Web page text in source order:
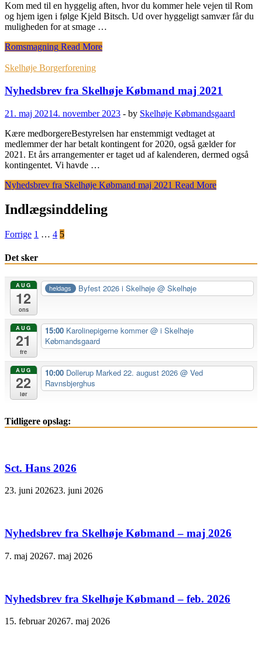
Kom med til en hyggelig aften, hvor du kommer hele vejen til Rom
og hjem igen i følge Kjeld Bitsch. Ud over hyggeligt samvær får du
muligheden for at smage …
Romsmagning Read More
Skelhøje Borgerforening
Nyhedsbrev fra Skelhøje Købmand maj 2021
21. maj 20214. november 2023 - by Skelhøje Købmandsgaard
Kære medborgereBestyrelsen har enstemmigt vedtaget at
medlemmer der har betalt kontingent for 2020, også gælder for
2021. Et års arrangementer er taget ud af kalenderen, dermed også
kontingentet. Vi havde …
Nyhedsbrev fra Skelhøje Købmand maj 2021 Read More
Indlægsinddeling
Forrige 1 … 4 5
Det sker
AUG
12
ons
heldags Byfest 2026 i Skelhøje@ Skelhøje
AUG
21
fre
15:00 Karolinepigerne kommer@ i Skelhøje
Købmandsgaard
AUG
22
lør
10:00 Dollerup Marked 22. august 2026 @ Ved
Ravnsbjerghus
Tidligere opslag:
Sct. Hans 2026
23. juni 202623. juni 2026
Nyhedsbrev fra Skelhøje Købmand – maj 2026
7. maj 20267. maj 2026
Nyhedsbrev fra Skelhøje Købmand – feb. 2026
15. februar 20267. maj 2026